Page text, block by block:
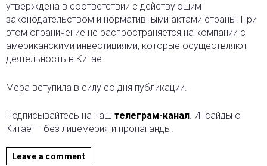
утверждена в соответствии с действующим
законодательством и нормативными актами страны. При
этом ограничение не распространяется на компании с
американскими инвестициями, которые осуществляют
деятельность в Китае.
Мера вступила в силу со дня публикации.
Подписывайтесь на наш телеграм-канал. Инсайды о
Китае — без лицемерия и пропаганды.
Leave a comment